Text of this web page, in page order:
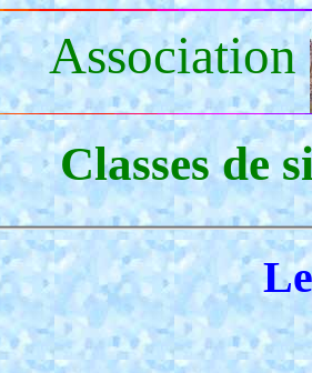
Association
Classes de